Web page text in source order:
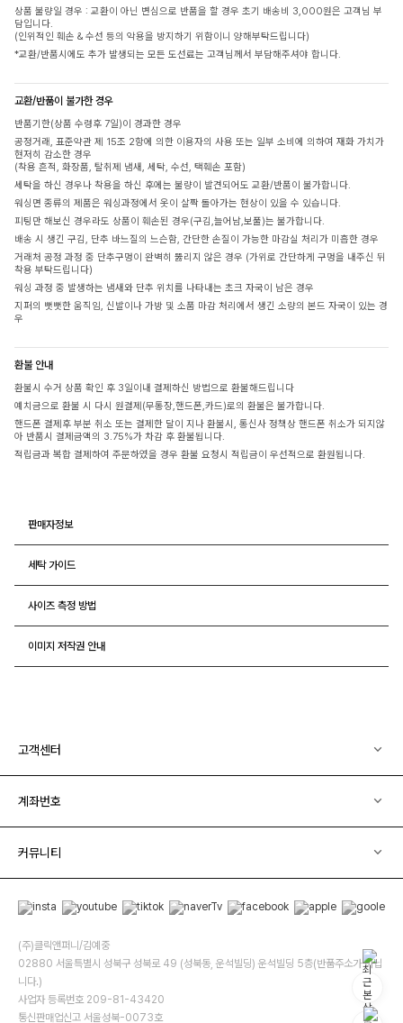
상품 불량일 경우 : 교환이 아닌 변심으로 반품을 할 경우 초기 배송비 3,000원은 고객님 부
담입니다.
(인위적인 훼손 & 수선 등의 악용을 방지하기 위함이니 양해부탁드립니다)
*교환/반품시에도 추가 발생되는 모든 도선료는 고객님께서 부담해주셔야 합니다.
교환/반품이 불가한 경우
반품기한(상품 수령후 7일)이 경과한 경우
공정거래, 표준약관 제 15조 2항에 의한 이용자의 사용 또는 일부 소비에 의하여 재화 가치가
현저히 감소한 경우
(착용 흔적, 화장품, 탈취제 냄새, 세탁, 수선, 택훼손 포함)
세탁을 하신 경우나 착용을 하신 후에는 불량이 발견되어도 교환/반품이 불가합니다.
워싱면 종류의 제품은 워싱과정에서 옷이 살짝 돌아가는 현상이 있을 수 있습니다.
피팅만 해보신 경우라도 상품이 훼손된 경우(구김,늘어남,보풀)는 불가합니다.
배송 시 생긴 구김, 단추 바느질의 느슨함, 간단한 손질이 가능한 마감실 처리가 미흡한 경우
거래처 공정 과정 중 단추구멍이 완벽히 뚫리지 않은 경우 (가위로 간단하게 구멍을 내주신 뒤
착용 부탁드립니다)
워싱 과정 중 발생하는 냄새와 단추 위치를 나타내는 초크 자국이 남은 경우
지퍼의 뻣뻣한 움직임, 신발이나 가방 및 소품 마감 처리에서 생긴 소량의 본드 자국이 있는 경
우
환불 안내
환불시 수거 상품 확인 후 3일이내 결제하신 방법으로 환불해드립니다
예치금으로 환불 시 다시 원결제(무통장,핸드폰,카드)로의 환불은 불가합니다.
핸드폰 결제후 부분 취소 또는 결제한 달이 지나 환불시, 통신사 정책상 핸드폰 취소가 되지않
아 반품시 결제금액의 3.75%가 차감 후 환불됩니다.
적립금과 복합 결제하여 주문하였을 경우 환불 요청시 적립금이 우선적으로 환원됩니다.
판매자정보
세탁 가이드
사이즈 측정 방법
이미지 저작권 안내
고객센터
계좌번호
커뮤니티
(주)클릭앤퍼니/김예중
02880 서울특별시 성북구 성북로 49 (성북동, 운석빌딩) 운석빌딩 5층(반품주소가 아닙
니다.)
사업자 등록번호 209-81-43420
통신판매업신고 서울성북-0073호